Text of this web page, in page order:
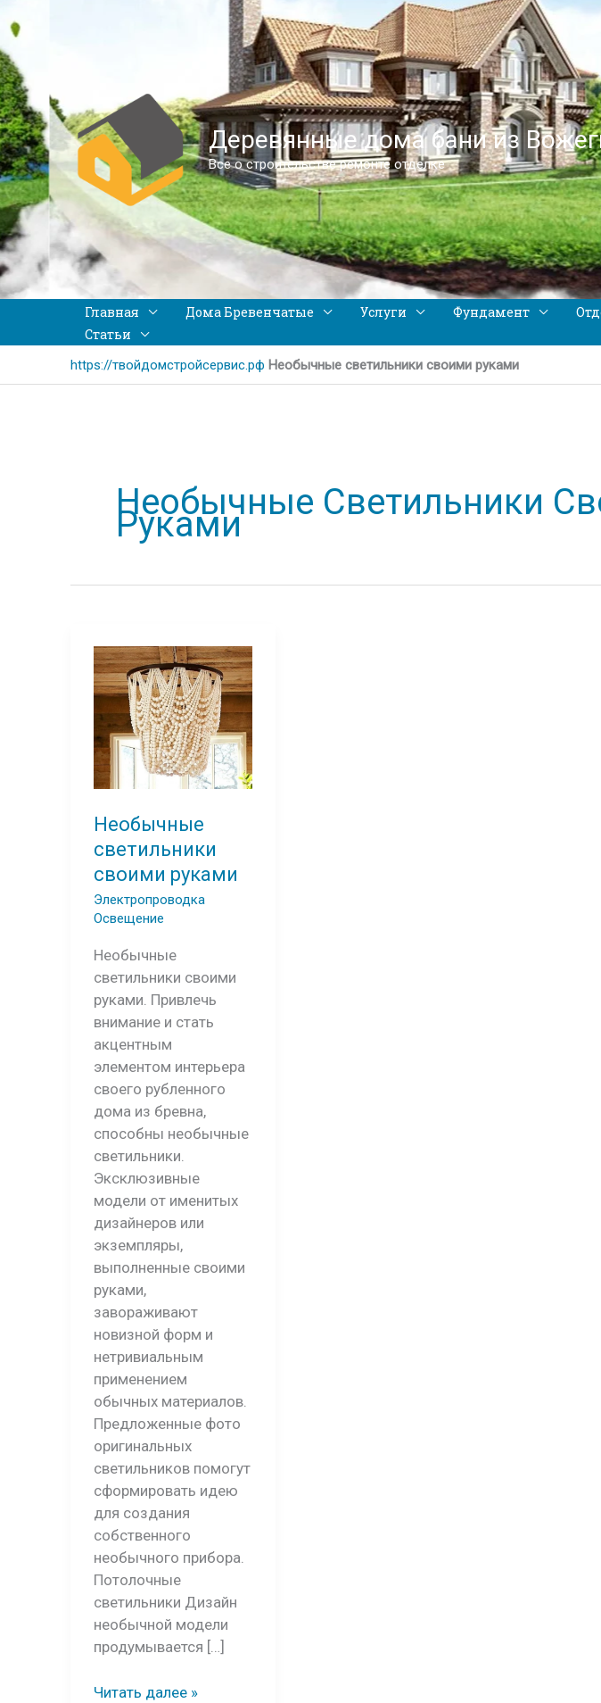
Деревянные дома бани из
Все о строительстве ремонте отделке
Главная Дома Бревенчатые Услуги Фундамент
Статьи
https://твойдомстройсервис.рф Необычные светильники своими руками
Необычные Светильники
Руками
Необычные
светильники
своими руками
Электропроводка
Освещение
Необычные
светильники своими
руками. Привлечь
внимание и стать
акцентным
элементом интерьера
своего рубленного
дома из бревна,
способны необычные
светильники.
Эксклюзивные
модели от именитых
дизайнеров или
экземпляры,
выполненные своими
руками,
завораживают
новизной форм и
нетривиальным
применением
обычных материалов.
Предложенные фото
оригинальных
светильников помогут
сформировать идею
для создания
собственного
необычного прибора.
Потолочные
светильники Дизайн
необычной модели
продумывается […]
Необычные
Читать далее »